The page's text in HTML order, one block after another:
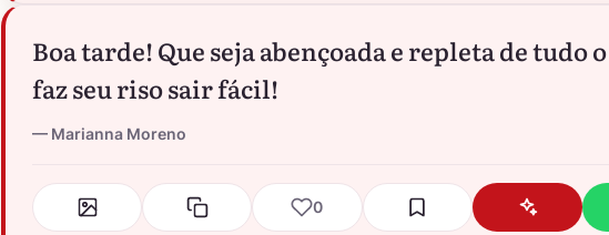
Boa tarde! Que seja abençoada e repleta de tudo
faz seu riso sair fácil!
Marianna Moreno
0